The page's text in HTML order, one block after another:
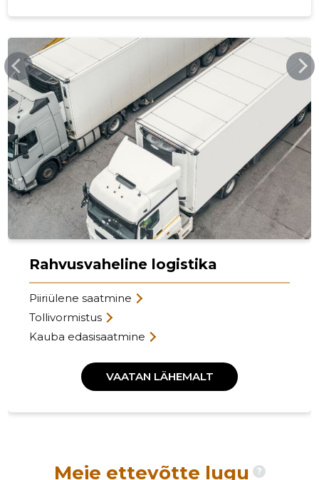
CLEANSHIP.EE
Rahvusvaheline logistika
Piiriülene saatmine
Tollivormistus
Kauba edasisaatmine
VAATAN LÄHEMALT
Meie ettevõtte lugu ?